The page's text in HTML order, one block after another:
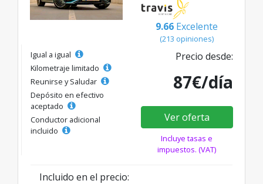
9.66 Excelente
(213 opiniones)
Igual a igual
Kilometraje limitado
Reunirse y Saludar
Depósito en efectivo
aceptado
Conductor adicional
incluido
Precio desde:
87€/día
Ver oferta
Incluye tasas e
impuestos. (VAT)
Incluido en el precio: